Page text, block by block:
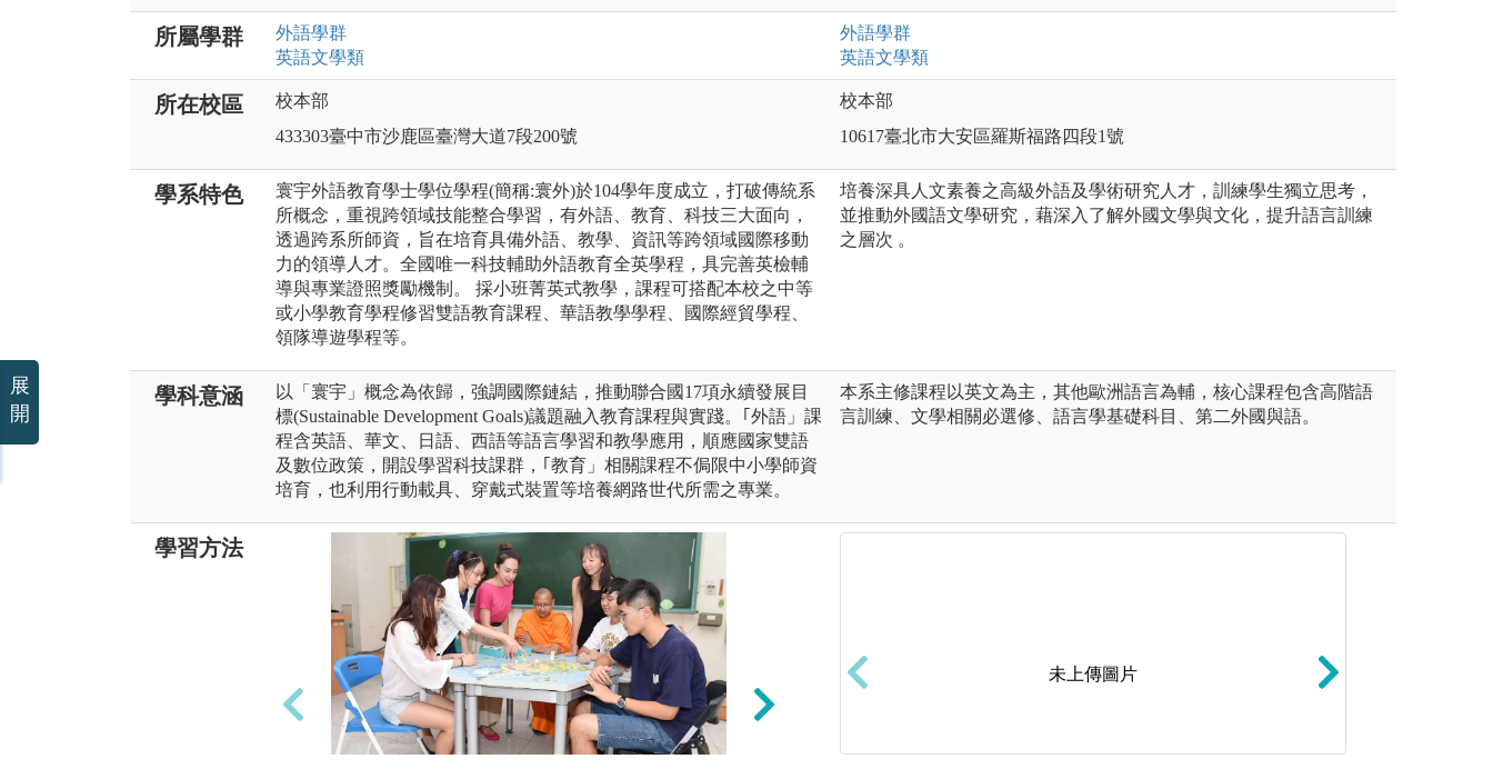
所屬學群 外語學群
英語文學類
外語學群
英語文學類
所在校區
校本部
433303臺中市沙鹿區臺灣大道7段200號
校本部
10617臺北市大安區羅斯福路四段1號
學系特色
寰宇外語教育學士學位學程(簡稱:寰外)於104學年度成立，打破傳統系
所概念，重視跨領域技能整合學習，有外語、教育、科技三大面向，
透過跨系所師資，旨在培育具備外語、教學、資訊等跨領域國際移動
力的領導人才。全國唯一科技輔助外語教育全英學程，具完善英檢輔
導與專業證照獎勵機制。 採小班菁英式教學，課程可搭配本校之中等
或小學教育學程修習雙語教育課程、華語教學學程、國際經貿學程、
領隊導遊學程等。
培養深具人文素養之高級外語及學術研究人才，訓練學生獨立思考，
並推動外國語文學研究，藉深入了解外國文學與文化，提升語言訓練
之層次 。
學科意涵
以「寰宇」概念為依歸，強調國際鏈結，推動聯合國17項永續發展目
標(Sustainable Development Goals)議題融入教育課程與實踐。｢外語」課
程含英語、華文、日語、西語等語言學習和教學應用，順應國家雙語
及數位政策，開設學習科技課群，｢教育」相關課程不侷限中小學師資
培育，也利用行動載具、穿戴式裝置等培養網路世代所需之專業。
本系主修課程以英文為主，其他歐洲語言為輔，核心課程包含高階語
言訓練、文學相關必選修、語言學基礎科目、第二外國與語。
學習方法
未上傳圖片
展
開